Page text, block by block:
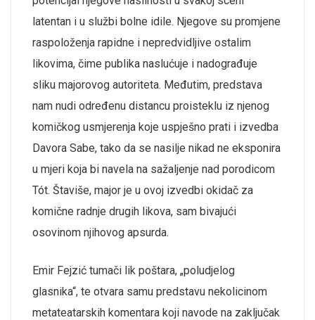
latentan i u službi bolne idile. Njegove su promjene
raspoloženja rapidne i nepredvidljive ostalim
likovima, čime publika naslućuje i nadograđuje
sliku majorovog autoriteta. Međutim, predstava
nam nudi određenu distancu proisteklu iz njenog
komičkog usmjerenja koje uspješno prati i izvedba
Davora Sabe, tako da se nasilje nikad ne eksponira
u mjeri koja bi navela na sažaljenje nad porodicom
Tót. Štaviše, major je u ovoj izvedbi okidač za
komične radnje drugih likova, sam bivajući
osovinom njihovog apsurda.
Emir Fejzić tumači lik poštara, „poludjelog
glasnika“, te otvara samu predstavu nekolicinom
metateatarskih komentara koji navode na zaključak